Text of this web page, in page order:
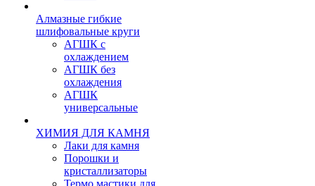
Алмазные гибкие
шлифовальные круги
АГШК с
охлаждением
АГШК без
охлаждения
АГШК
универсальные
ХИМИЯ ДЛЯ КАМНЯ
Лаки для камня
Порошки и
кристаллизаторы
Термо мастики для